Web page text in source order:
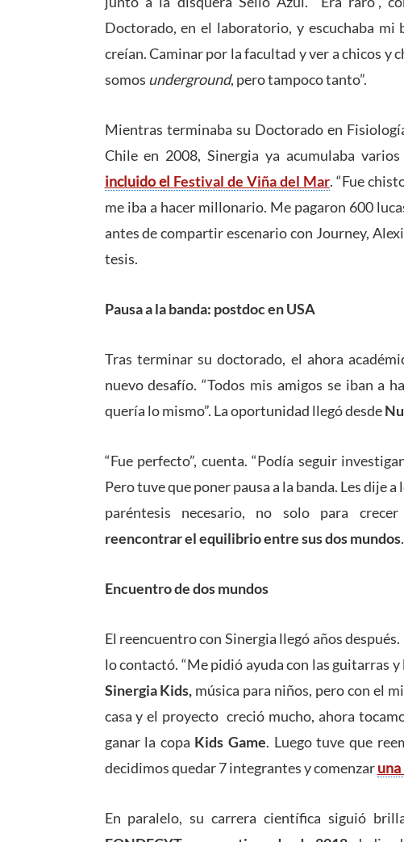
Doctorado, en el laboratorio, y escuchaba
creían. Caminar por la facultad y ver a chicos y
somos underground, pero tampoco tanto”.
Mientras terminaba su Doctorado en
Chile en 2008, Sinergia ya acumulaba
incluido el Festival de Viña del Mar. “Fue
me iba a hacer millonario. Me pagaron 600
antes de compartir escenario con Journey,
tesis.
Pausa a la banda: postdoc en USA
Tras terminar su doctorado, el ahora
nuevo desafío. “Todos mis amigos se iban a
quería lo mismo”. La oportunidad llegó desde
“Fue perfecto”, cuenta. “Podía seguir
Pero tuve que poner pausa a la banda. Les dije
paréntesis necesario, no solo para
reencontrar el equilibrio entre sus dos mundos.
Encuentro de dos mundos
El reencuentro con Sinergia llegó años
lo contactó. “Me pidió ayuda con las guitarras
Sinergia Kids, música para niños, pero con el
casa y el proyecto creció mucho, ahora
ganar la copa Kids Game. Luego tuve que
decidimos quedar 7 integrantes y comenzar
En paralelo, su carrera científica siguió